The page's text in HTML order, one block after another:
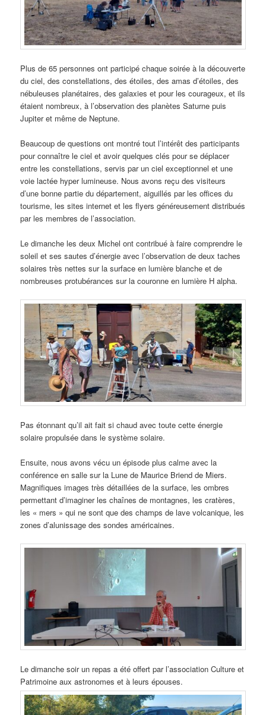
Plus de 65 personnes ont participé chaque soirée à la découverte
du ciel, des constellations, des étoiles, des amas d’étoiles, des
nébuleuses planétaires, des galaxies et pour les courageux, et ils
étaient nombreux, à l’observation des planètes Saturne puis
Jupiter et même de Neptune.
Beaucoup de questions ont montré tout l’intérêt des participants
pour connaître le ciel et avoir quelques clés pour se déplacer
entre les constellations, servis par un ciel exceptionnel et une
voie lactée hyper lumineuse. Nous avons reçu des visiteurs
d’une bonne partie du département, aiguillés par les offices du
tourisme, les sites internet et les flyers généreusement distribués
par les membres de l’association.
Le dimanche les deux Michel ont contribué à faire comprendre le
soleil et ses sautes d’énergie avec l’observation de deux taches
solaires très nettes sur la surface en lumière blanche et de
nombreuses protubérances sur la couronne en lumière H alpha.
Pas étonnant qu’il ait fait si chaud avec toute cette énergie
solaire propulsée dans le système solaire.
Ensuite, nous avons vécu un épisode plus calme avec la
conférence en salle sur la Lune de Maurice Briend de Miers.
Magnifiques images très détaillées de la surface, les ombres
permettant d’imaginer les chaînes de montagnes, les cratères,
les « mers » qui ne sont que des champs de lave volcanique, les
zones d’alunissage des sondes américaines.
Le dimanche soir un repas a été offert par l’association Culture et
Patrimoine aux astronomes et à leurs épouses.